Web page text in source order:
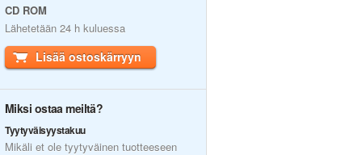
CD ROM
Lähetetään 24 h kuluessa
Lisää ostoskärryyn
Miksi ostaa meiltä?
Tyytyväisyystakuu
Mikäli et ole tyytyväinen tuotteeseen